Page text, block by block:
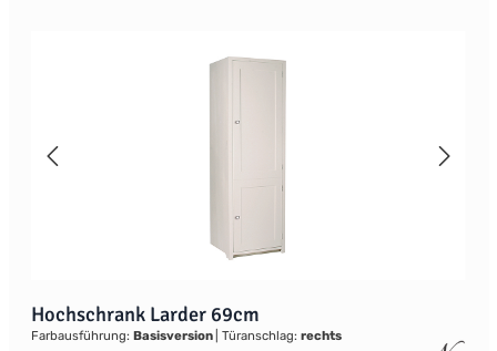
Hochschrank Larder 69cm
Farbausführung: Basisversion Türanschlag: rechts